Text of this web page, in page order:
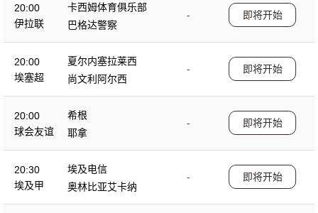
20:00
伊拉联
卡西姆体育俱乐部
-
巴格达警察
即将开始
20:00
埃塞超
夏尔内塞拉莱西
-
尚文利阿尔西
即将开始
20:00
球会友谊
希根
-
耶拿
即将开始
20:30
埃及甲
埃及电信
-
奥林比亚艾卡纳
即将开始